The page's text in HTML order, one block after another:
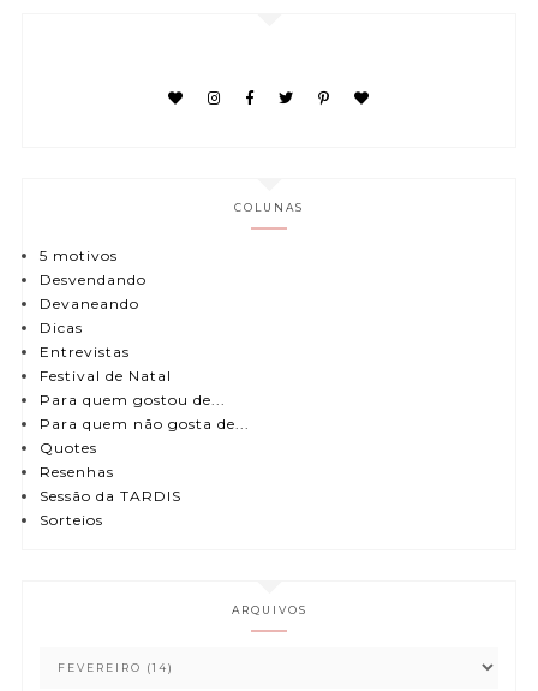
COLUNAS
5 motivos
Desvendando
Devaneando
Dicas
Entrevistas
Festival de Natal
Para quem gostou de...
Para quem não gosta de...
Quotes
Resenhas
Sessão da TARDIS
Sorteios
ARQUIVOS